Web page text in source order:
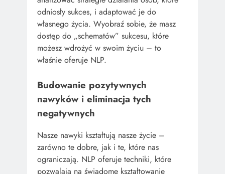
odniosły sukces, i adaptować je do
własnego życia. Wyobraź sobie, że masz
dostęp do „schematów” sukcesu, które
możesz wdrożyć w swoim życiu – to
właśnie oferuje NLP.
Budowanie pozytywnych
nawyków i eliminacja tych
negatywnych
Nasze nawyki kształtują nasze życie –
zarówno te dobre, jak i te, które nas
ograniczają. NLP oferuje techniki, które
pozwalają na świadome kształtowanie